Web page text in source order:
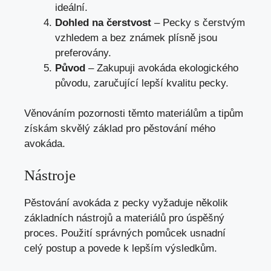
ideální.
Dohled na čerstvost – Pecky s čerstvým
vzhledem a bez známek plísně jsou
preferovány.
Původ – Zakupuji avokáda ekologického
původu, zaručující lepší kvalitu pecky.
Věnováním pozornosti těmto materiálům a tipům
získám skvělý základ pro pěstování mého
avokáda.
Nástroje
Pěstování avokáda z pecky vyžaduje několik
základních nástrojů a materiálů pro úspěšný
proces. Použití správných pomůcek usnadní
celý postup a povede k lepším výsledkům.